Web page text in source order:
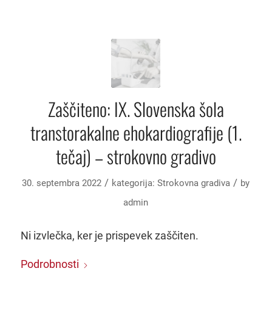
Zaščiteno: IX. Slovenska šola
transtorakalne ehokardiografije (1.
tečaj) – strokovno gradivo
30. septembra 2022 / kategorija:Strokovna gradiva / by
admin
Ni izvlečka, ker je prispevek zaščiten.
Podrobnosti